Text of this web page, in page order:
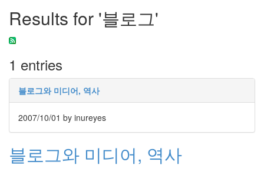
Results for '블로그'
1 entries
블로그와 미디어, 역사
2007/10/01 by inureyes
블로그와 미디어, 역사
Tag
Cloud
홈
페
nature
차
실